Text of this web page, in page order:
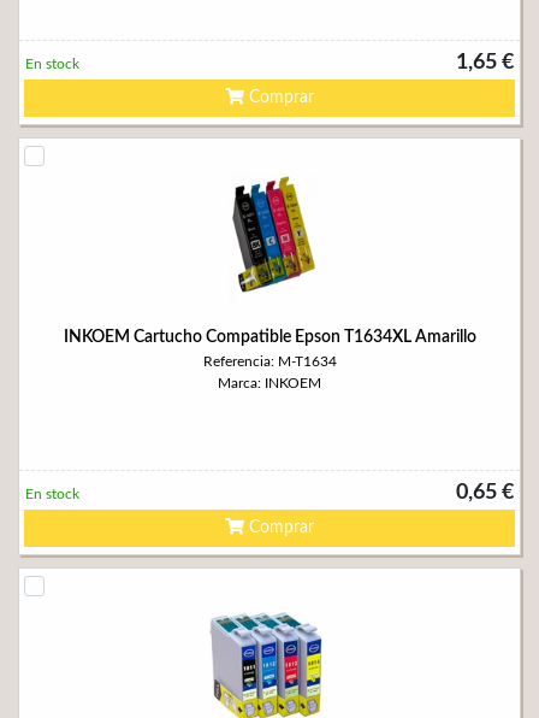
1,65 €
En stock
Comprar
INKOEM Cartucho Compatible Epson T1634XL Amarillo
Referencia: M-T1634
Marca: INKOEM
0,65 €
En stock
Comprar